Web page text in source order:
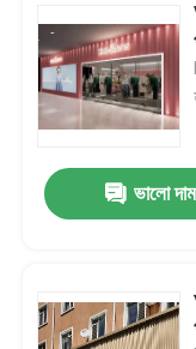
ভালো দাম